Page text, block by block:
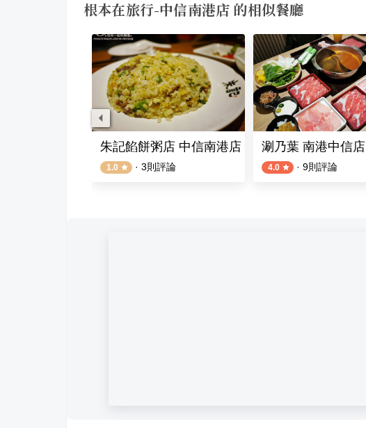
根本在旅行-中信南港店 的相似餐廳
南港LaLaport店朱記餡餅粥店 中信南港店
1.0 · 3則評論
涮乃葉 南港中信店
4.0 · 9則評論